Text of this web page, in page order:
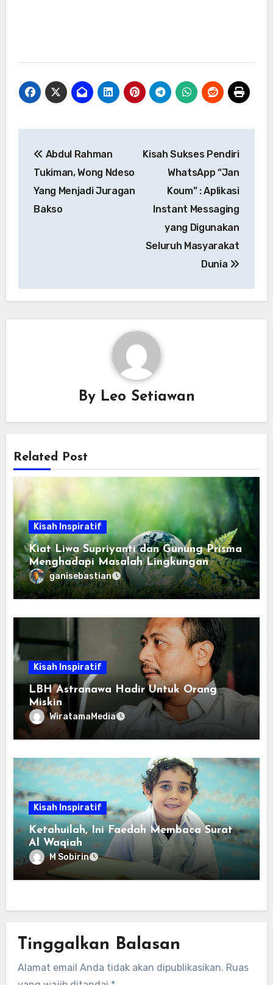
pos
Abdul Rahman
Tukiman, Wong Ndeso
Yang Menjadi Juragan
Bakso
Kisah Sukses Pendiri
WhatsApp “Jan
Koum” : Aplikasi
Instant Messaging
yang Digunakan
Seluruh Masyarakat
Dunia
By Leo Setiawan
Related Post
Kisah Inspiratif
Kiat Liwa Supriyanti dan Gunung Prisma
Menghadapi Masalah Lingkungan
ganisebastian
Kisah Inspiratif
LBH Astranawa Hadir Untuk Orang
Miskin
WiratamaMedia
Kisah Inspiratif
Ketahuilah, Ini Faedah Membaca Surat
Al Waqiah
M Sobirin
Tinggalkan Balasan
Alamat email Anda tidak akan dipublikasikan. Ruas